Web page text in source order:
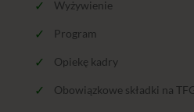
Wyżywienie
Program
Opiekę kadry
Obowiązkowe składki na